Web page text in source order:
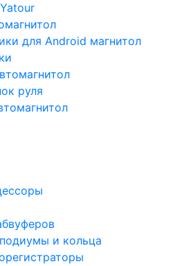
для Android магнитол
руля
и кольца